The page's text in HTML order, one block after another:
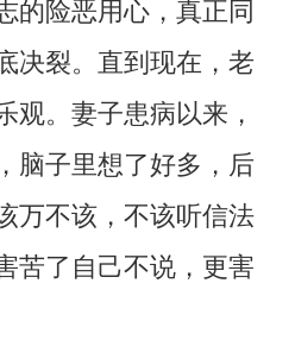
的险恶用心，真正同
决裂。直到现在，老
观。妻子患病以来，
脑子里想了好多，后
万不该，不该听信法
苦了自己不说，更害